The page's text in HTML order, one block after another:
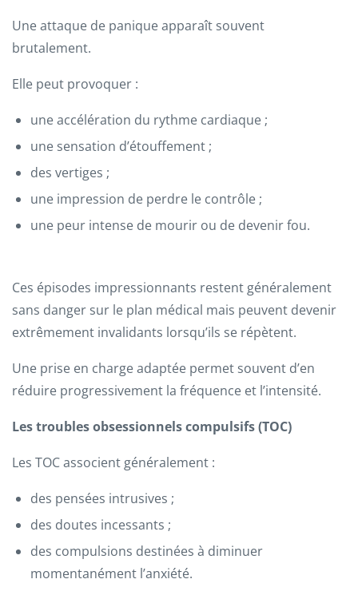
Une attaque de panique apparaît souvent
brutalement.
Elle peut provoquer :
une accélération du rythme cardiaque ;
une sensation d’étouffement ;
des vertiges ;
une impression de perdre le contrôle ;
une peur intense de mourir ou de devenir fou.
Ces épisodes impressionnants restent généralement
sans danger sur le plan médical mais peuvent devenir
extrêmement invalidants lorsqu’ils se répètent.
Une prise en charge adaptée permet souvent d’en
réduire progressivement la fréquence et l’intensité.
Les troubles obsessionnels compulsifs (TOC)
Les TOC associent généralement :
des pensées intrusives ;
des doutes incessants ;
des compulsions destinées à diminuer
momentanément l’anxiété.